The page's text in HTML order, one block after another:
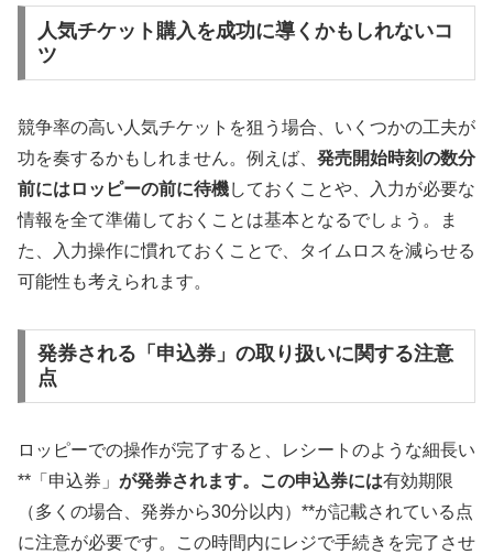
人気チケット購入を成功に導くかもしれないコ
ツ
競争率の高い人気チケットを狙う場合、いくつかの工夫が
功を奏するかもしれません。例えば、 発売開始時刻の数分
前にはロッピーの前に待機しておくことや、入力が必要な
情報を全て準備しておくことは基本となるでしょう。ま
た、入力操作に慣れておくことで、タイムロスを減らせる
可能性も考えられます。
発券される「申込券」の取り扱いに関する注意
点
ロッピーでの操作が完了すると、レシートのような細長い
**「申込券」 が発券されます。この申込券には有効期限
（多くの場合、発券から30分以内）**が記載されている点
に注意が必要です。この時間内にレジで手続きを完了させ